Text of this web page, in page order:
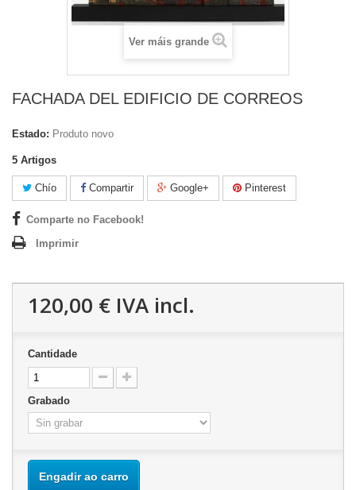
Ver máis grande
FACHADA DEL EDIFICIO DE CORREOS
Estado: Produto novo
5 Artigos
Chío Compartir Google+ Pinterest
Comparte no Facebook!
Imprimir
120,00 € IVA incl.
Cantidade
Grabado
Engadir ao carro